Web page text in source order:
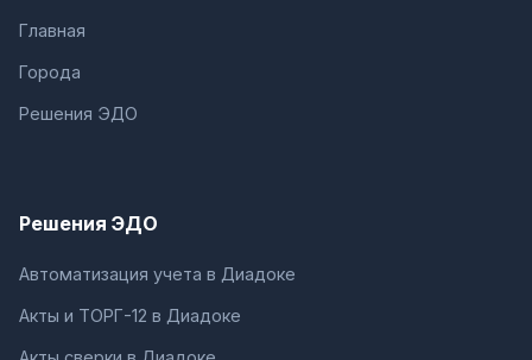
Главная
Города
Решения ЭДО
Решения ЭДО
Автоматизация учета в Диадоке
Акты и ТОРГ-12 в Диадоке